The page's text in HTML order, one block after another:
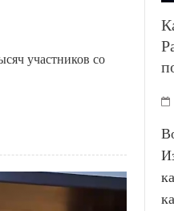
участников со